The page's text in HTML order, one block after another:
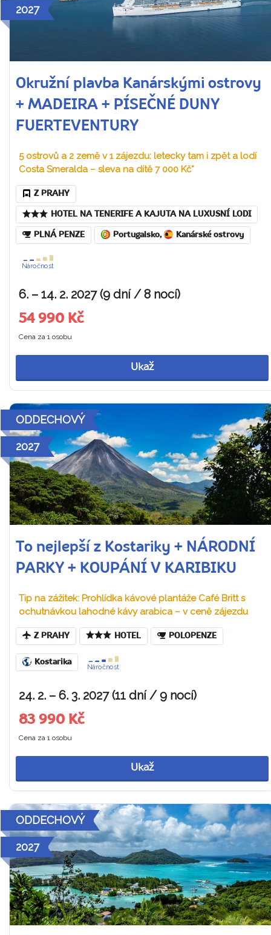
2027
Okružní plavba Kanárskými ostrovy
+ MADEIRA + PÍSEČNÉ DUNY
FUERTEVENTURY
5 ostrovů a 2 země v 1 zájezdu: letecky tam i zpět a lodí
Costa Smeralda – sleva na dítě 7 000 Kč*
Z PRAHY
HOTEL NA TENERIFE A KAJUTA NA LUXUSNÍ LODI
PLNÁ PENZE Portugalsko, Kanárské ostrovy
Náročnost
6. – 14. 2. 2027 (9 dní / 8 nocí)
54 990 Kč
Cena za 1 osobu
Ukaž
ODDECHOVÝ
2027
To nejlepší z Kostariky + NÁRODNÍ
PARKY + KOUPÁNÍ V KARIBIKU
Tip na zážitek: Prohlídka kávové plantáže Café Britt s
ochutnávkou lahodné kávy arabica – v ceně zájezdu
Z PRAHY HOTEL POLOPENZE
Kostarika
Náročnost
24. 2. – 6. 3. 2027 (11 dní / 9 nocí)
83 990 Kč
Cena za 1 osobu
Ukaž
ODDECHOVÝ
2027